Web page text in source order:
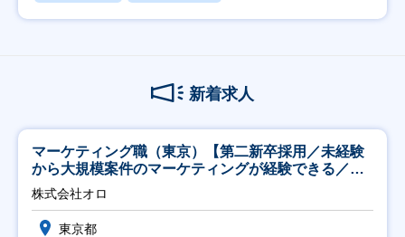
新着求人
マーケティング職（東京）【第二新卒採用／未経験
から大規模案件のマーケティングが経験できる／研
修充実】
株式会社オロ
東京都